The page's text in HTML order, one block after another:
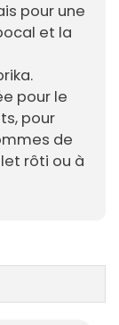
pour une
et la
pour le
pour
de
rôti ou à